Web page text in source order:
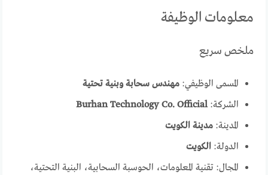
معلومات الوظيفة
ملخص سريع
المسمى الوظيفي:مهندس سحابة وبنية تحتية
الشركة:Burhan Technology Co. Official
المدينة:مدينة الكويت
الدولة:الكويت
المجال: تقنية المعلومات، الحوسبة السحابية، البنية التحتية،